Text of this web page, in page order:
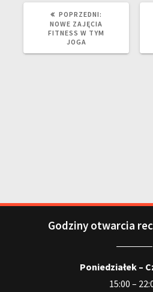
POPRZEDNI:
NOWE ZAJĘCIA
FITNESS W TYM
JOGA
Godziny otwarcia
Poniedziałek –
15:00 –